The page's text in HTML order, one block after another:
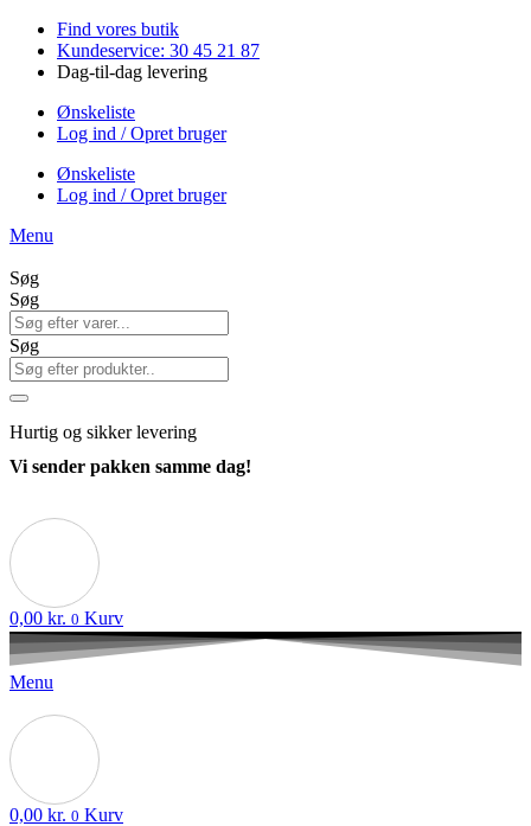
Videre
indhold
Find vores butik
Kundeservice: 30 45 21 87
Dag-til-dag levering
Ønskeliste
Log ind / Opret bruger
Ønskeliste
Log ind / Opret bruger
Menu
Søg
Søg
Søg
Hurtig og sikker levering
Vi sender pakken samme dag!
0,00 kr. 0 Kurv
Menu
0,00 kr. 0 Kurv